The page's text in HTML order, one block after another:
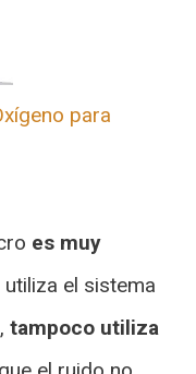
para
es muy
el sistema
tampoco utiliza